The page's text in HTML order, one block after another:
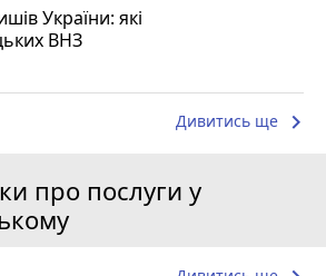
України: які
ВНЗ
Дивитись ще keyboard_arrow_right
про послуги у